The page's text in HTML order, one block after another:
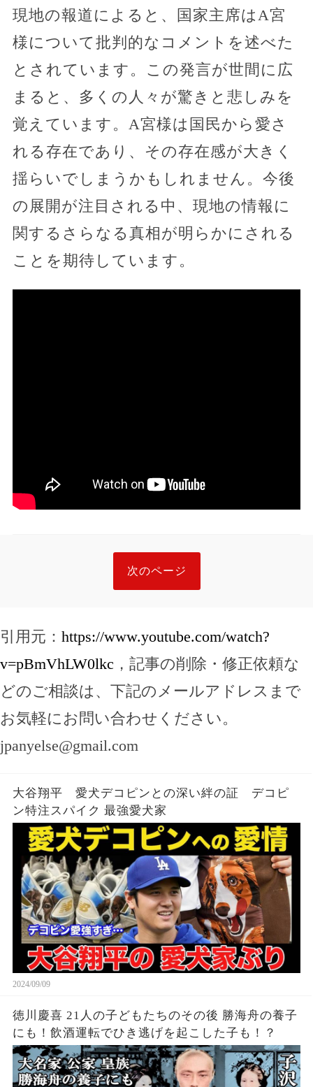
現地の報道によると、国家主席はA宮
様について批判的なコメントを述べた
とされています。この発言が世間に広
まると、多くの人々が驚きと悲しみを
覚えています。A宮様は国民から愛さ
れる存在であり、その存在感が大きく
揺らいでしまうかもしれません。今後
の展開が注目される中、現地の情報に
関するさらなる真相が明らかにされる
ことを期待しています。
次のページ
引用元： https://www.youtube.com/watch?
v=pBmVhLW0lkc ，記事の削除・修正依頼な
どのご相談は、下記のメールアドレスまで
お気軽にお問い合わせください。
jpanyelse@gmail.com
大谷翔平 愛犬デコピンとの深い絆の証 デコピ
ン特注スパイク 最強愛犬家
2024/09/09
徳川慶喜 21人の子どもたちのその後 勝海舟の養子
にも！飲酒運転でひき逃げを起こした子も！？